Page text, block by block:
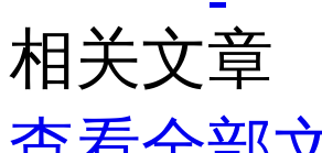
相关文章